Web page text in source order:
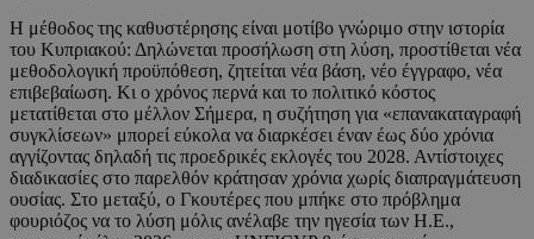
Η μέθοδος της καθυστέρησης είναι μοτίβο γνώριμο στην ιστορία
του Κυπριακού: Δηλώνεται προσήλωση στη λύση, προστίθεται νέα
μεθοδολογική προϋπόθεση, ζητείται νέα βάση, νέο έγγραφο, νέα
επιβεβαίωση. Κι ο χρόνος περνά και το πολιτικό κόστος
μετατίθεται στο μέλλον Σήμερα, η συζήτηση για «επανακαταγραφή
συγκλίσεων» μπορεί εύκολα να διαρκέσει έναν έως δύο χρόνια
αγγίζοντας δηλαδή τις προεδρικές εκλογές του 2028. Αντίστοιχες
διαδικασίες στο παρελθόν κράτησαν χρόνια χωρίς διαπραγμάτευση
ουσίας. Στο μεταξύ, ο Γκουτέρες που μπήκε στο πρόβλημα
φουριόζος να το λύση μόλις ανέλαβε την ηγεσία των Η.Ε.,